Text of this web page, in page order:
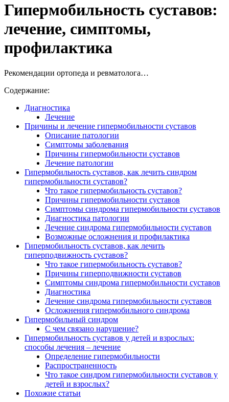
Гипермобильность суставов:
лечение, симптомы,
профилактика
Рекомендации ортопеда и ревматолога…
Содержание:
Диагностика
Лечение
Причины и лечение гипермобильности суставов
Описание патологии
Симптомы заболевания
Причины гипермобильности суставов
Лечение патологии
Гипермобильность суставов, как лечить синдром
гипермобильности суставов?
Что такое гипермобильность суставов?
Причины гипермобильности суставов
Симптомы синдрома гипермобильности суставов
Диагностика патологии
Лечение синдрома гипермобильности суставов
Возможные осложнения и профилактика
Гипермобильность суставов, как лечить
гиперподвижность суставов?
Что такое гипермобильность суставов?
Причины гиперподвижности суставов
Симптомы синдрома гипермобильности суставов
Диагностика
Лечение синдрома гипермобильности суставов
Осложнения гипермобильного синдрома
Гипермобильный синдром
С чем связано нарушение?
Гипермобильность суставов у детей и взрослых:
способы лечения – лечение
Определение гипермобильности
Распространенность
Что такое синдром гипермобильности суставов у
детей и взрослых?
Похожие статьи